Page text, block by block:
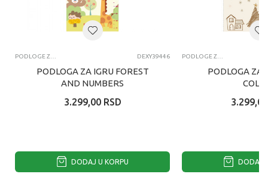
PODLOGE ZA IGRU DEXY39446
PODLOGA ZA IGRU FOREST
AND NUMBERS
3.299,00 RSD
DODAJ U KORPU
PODLOGE ZA IGRU
PODLOGA ZA
3.299,00
DODAJ